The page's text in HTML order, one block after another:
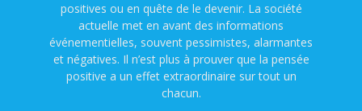
positives ou en quête de le devenir. La société
actuelle met en avant des informations
événementielles, souvent pessimistes, alarmantes
et négatives. Il n’est plus à prouver que la pensée
positive a un effet extraordinaire sur tout un
chacun.